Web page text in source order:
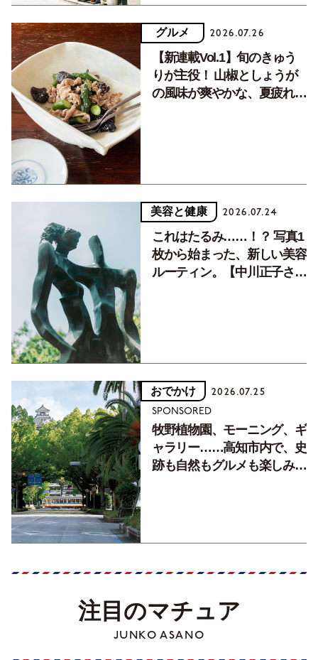
グルメ 2026.07.26
【新連載Vol.1】旬のきゅう
りが主役！ 山椒としょうが
の風味が爽やかな、夏疲れを
美容と健康 2026.07.24
これはたるみ……！？ 写真1
枚から始まった、新しい美容
ルーティン。【中川正子さん
おでかけ 2026.07.25
SPONSORED
牧野植物園、モーニング、ギ
ャラリー……高知市内で、史
跡も自然もグルメも楽しみ尽
注目のマチュア
JUNKO ASANO